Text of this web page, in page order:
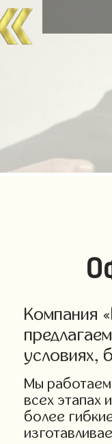
Компания «
условиях,
Мы работаем
всех этапах
более